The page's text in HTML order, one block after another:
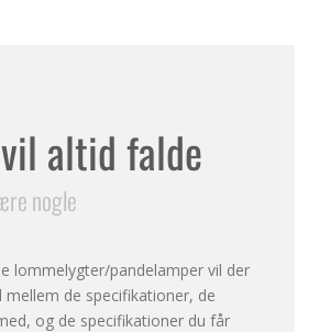
altid falde
nogle
lommelygter/pandelamper vil der
de specifikationer, de
og de specifikationer du får